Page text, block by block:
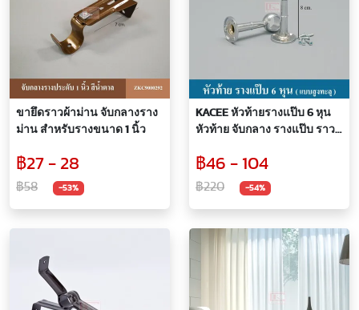
ขายึดราวผ้าม่าน จับกลางราง
ม่าน สำหรับรางขนาด 1 นิ้ว
฿27 - 28
฿58 -53%
KACEE หัวท้ายรางแป๊บ 6 หุน
หัวท้าย จับกลาง รางแป๊บ ราว
฿46 - 104
฿220 -54%